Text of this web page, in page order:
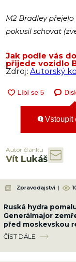
M2 Bradley
pokusil schovat
Jak podle vás
přijede vozidlo
Zdroj: Autorský
Vstoupit
Autor článku
Vít Lukáš
Zpravodajství |
Ruská hydra
Generálmajor
před moskevskou
když slavil
vzdušných sil
ČÍST DÁLE